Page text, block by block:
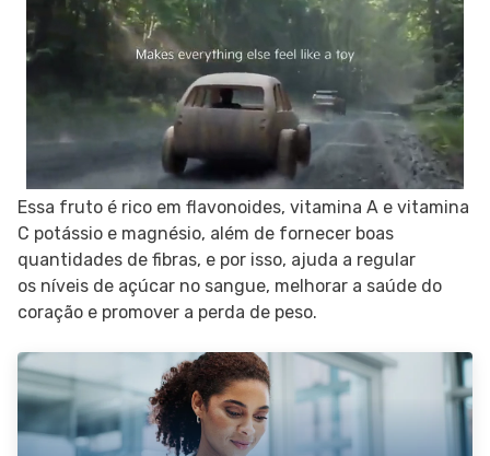
Essa fruto é rico em flavonoides, vitamina A e vitamina
C potássio e magnésio, além de fornecer boas
quantidades de fibras, e por isso, ajuda a regular
os níveis de açúcar no sangue, melhorar a saúde do
coração e promover a perda de peso.